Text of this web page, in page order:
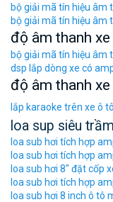
bộ giải mã tín hiệu âm
bộ giải mã tín hiệu âm
độ âm thanh
bộ giải mã tín hiệu âm
dsp lắp dòng xe có
độ âm thanh
lắp karaoke trên xe ô
loa sup siêu
loa sub hơi tích hợp
loa sub hơi tích hợp
loa sub hơi 8″ đặt cốp
loa sub hơi tích hợp
loa sub hơi 8 inch ô tô